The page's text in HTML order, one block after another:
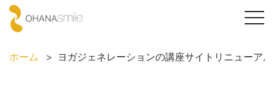
ホーム ヨガジェネレーションの講座サイトリニューアル